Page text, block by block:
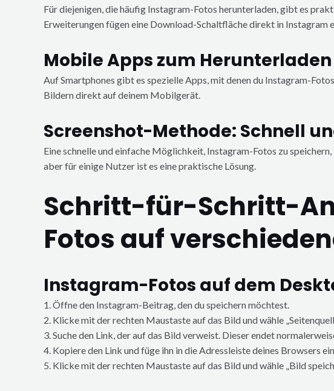
Für diejenigen, die häufig Instagram-Fotos herunterladen, gibt es
Erweiterungen fügen eine Download-Schaltfläche direkt in Instagram
Mobile Apps zum
Auf Smartphones gibt es spezielle Apps, mit denen du Instagram-
Bildern direkt auf deinem Mobilgerät.
Screenshot-Methode: Schnell
Eine schnelle und einfache Möglichkeit, Instagram-Fotos zu
aber für einige Nutzer ist es eine praktische Lösung.
Schritt-für-Schritt-
Fotos auf
Instagram-Fotos auf dem
1. Öffne den Instagram-Beitrag, den du speichern möchtest.
2. Klicke mit der rechten Maustaste auf das Bild und wähle
3. Suche den Link, der auf das Bild verweist. Dieser endet
4. Kopiere den Link und füge ihn in die Adressleiste deines Browsers
5. Klicke mit der rechten Maustaste auf das Bild und wähle „Bild